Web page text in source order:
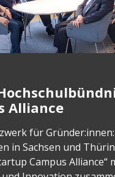
Alliance
für
in Sachsen und
Campus Alliance“